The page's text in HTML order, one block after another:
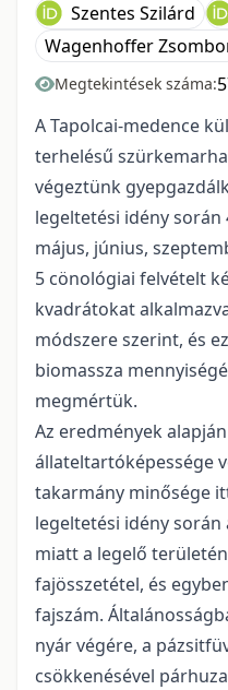
Szentes Szilárd
Wagenhoffer
Megtekintések száma:
A Tapolcai-medence
terhelésű
végeztünk
legeltetési idény
május, június,
5 cönológiai felvételt
kvadrátokat
módszere szerint, és
biomassza
megmértük.
Az eredmények
állateltartóképessége
takarmány minősége
legeltetési idény
miatt a legelő
fajösszetétel, és
fajszám.
nyár végére, a
csökkenésével